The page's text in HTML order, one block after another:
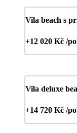
Vila beach s
+12 020 Kč /
Vila deluxe
+14 720 Kč /